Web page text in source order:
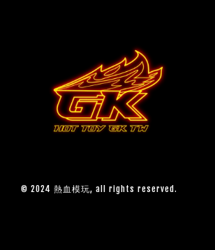
© 2024 熱血模玩, all rights reserved.